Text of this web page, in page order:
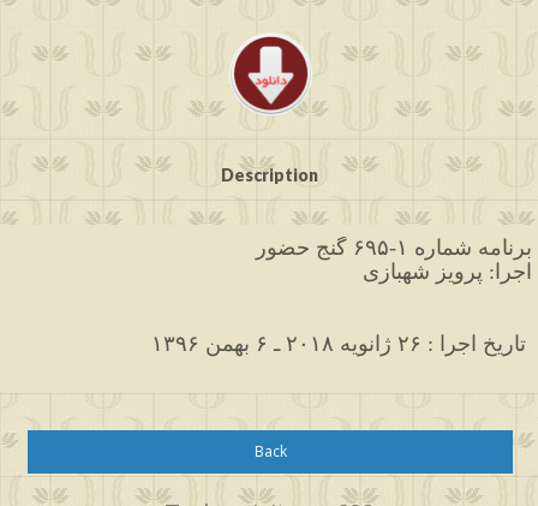
Description
برنامه شماره ۱-۶۹۵ گنج حضور
اجرا: پرویز شهبازی
Back